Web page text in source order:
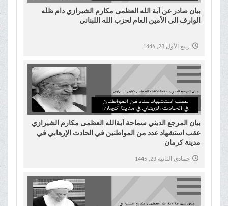
بیان صادر عن آية الله العظمى مكارم الشيرازي دام ظلّه
الوارف الی الأمين العام لحزب الله اللبناني
ربيع الأول 23, 1446
بیان المرجع الدیني سماحة آیةالله العظمی مکارم الشیرازي
عقب استشهاد عدد من المواطنین في الحادث الإرهابي في
مدینة کرمان
جمادى الثانية 23, 1445